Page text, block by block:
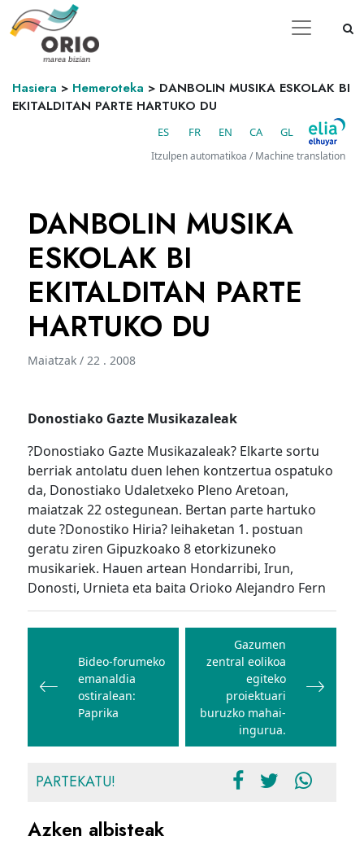
Hasiera > Hemeroteka > DANBOLIN MUSIKA ESKOLAK BI
EKITALDITAN PARTE HARTUKO DU
ES FR EN CA GL
Itzulpen automatikoa / Machine translation
DANBOLIN MUSIKA
ESKOLAK BI
EKITALDITAN PARTE
HARTUKO DU
Maiatzak / 22 . 2008
Donostiako Gazte Musikazaleak
?Donostiako Gazte Musikazaleak? Elkarte sortu
berriak antolatu duen lehen kontzertua ospatuko
da, Donostiako Udaletxeko Pleno Aretoan,
maiatzak 22 ostegunean. Bertan parte hartuko
dute ?Donostiko Hiria? leihaketan 1. postuan
geratu ziren Gipuzkoako 8 etorkizuneko
musikariek. Hauen artean Hondarribi, Irun,
Donosti, Urnieta eta baita Orioko Alejandro Fern
Bidalketetan
nabigatuBideo-forumeko
emanaldia
ostiralean:
Paprika
Gazumen
zentral eolikoa
egiteko
proiektuari
buruzko mahai-
ingurua.
PARTEKATU!
Azken albisteak